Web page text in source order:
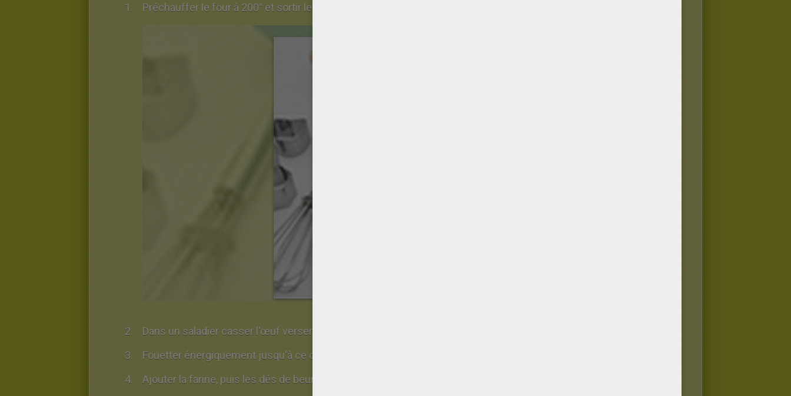
Préchauffer le four à 200° et sortir les ustensiles et ingrédients nécessaires
Dans un saladier casser l'œuf verser le sucre et le sucre vanillé.
Fouetter énergiquement jusqu'à ce que le mélange blanchisse.
Ajouter la farine, puis les dés de beurre mou.